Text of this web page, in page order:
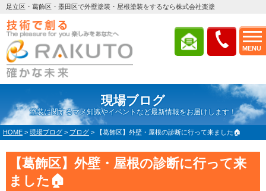
MENU
足立区・葛飾区・墨田区で外壁塗装・屋根塗装をするなら株式会社楽塗
現場ブログ
塗装に関するマメ知識やイベントなど最新情報をお届けします！
HOME > 現場ブログ > ブログ > 【葛飾区】外壁・屋根の診断に行って来ました🏠
【葛飾区】外壁・屋根の診断に行って来
ました🏠